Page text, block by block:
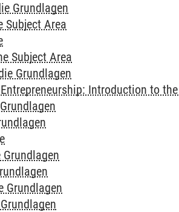
Grundlagen
Area
Subject Area
Grundlagen
Introduction to
Grundlagen